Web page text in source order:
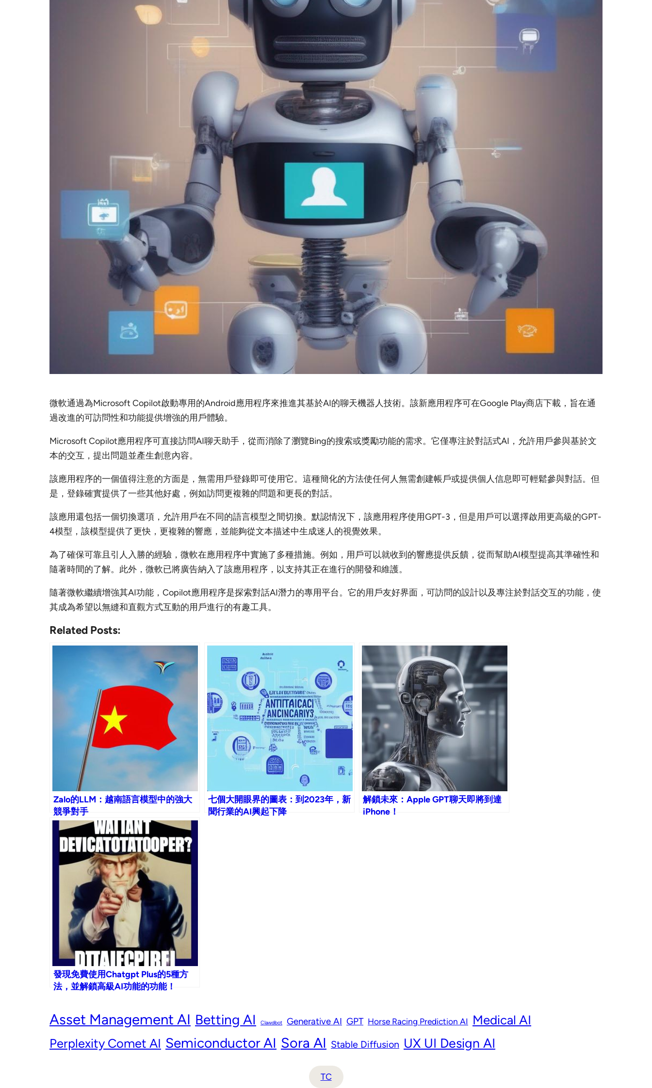
微軟通過為Microsoft Copilot啟動專用的Android應用程序來推進其基於AI的聊天機器人技術。該新應用程序可在Google Play商店下載，旨在通
過改進的可訪問性和功能提供增強的用戶體驗。
Microsoft Copilot應用程序可直接訪問AI聊天助手，從而消除了瀏覽Bing的搜索或獎勵功能的需求。它僅專注於對話式AI，允許用戶參與基於文
本的交互，提出問題並產生創意內容。
該應用程序的一個值得注意的方面是，無需用戶登錄即可使用它。這種簡化的方法使任何人無需創建帳戶或提供個人信息即可輕鬆參與對話。但
是，登錄確實提供了一些其他好處，例如訪問更複雜的問題和更長的對話。
該應用還包括一個切換選項，允許用戶在不同的語言模型之間切換。默認情況下，該應用程序使用GPT-3，但是用戶可以選擇啟用更高級的GPT-
4模型，該模型提供了更快，更複雜的響應，並能夠從文本描述中生成迷人的視覺效果。
為了確保可靠且引人入勝的經驗，微軟在應用程序中實施了多種措施。例如，用戶可以就收到的響應提供反饋，從而幫助AI模型提高其準確性和
隨著時間的了解。此外，微軟已將廣告納入了該應用程序，以支持其正在進行的開發和維護。
隨著微軟繼續增強其AI功能，Copilot應用程序是探索對話AI潛力的專用平台。它的用戶友好界面，可訪問的設計以及專注於對話交互的功能，使
其成為希望以無縫和直觀方式互動的用戶進行的有趣工具。
Related Posts:
Zalo的LLM：越南語言模型中的強大
競爭對手
七個大開眼界的圖表：到2023年，新
聞行業的AI興起下降
解鎖未來：Apple GPT聊天即將到達
iPhone！
發現免費使用Chatgpt Plus的5種方
法，並解鎖高級AI功能的功能！
Asset Management AI Betting AI Clawdbot Generative AI GPT Horse Racing Prediction AI Medical AI
Perplexity Comet AI Semiconductor AI Sora AI Stable Diffusion UX UI Design AI
TC